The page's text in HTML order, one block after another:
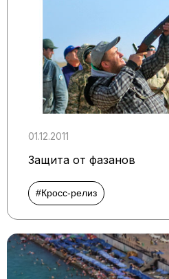
01.12.2011
Защита от фазанов
#Кросс-релиз